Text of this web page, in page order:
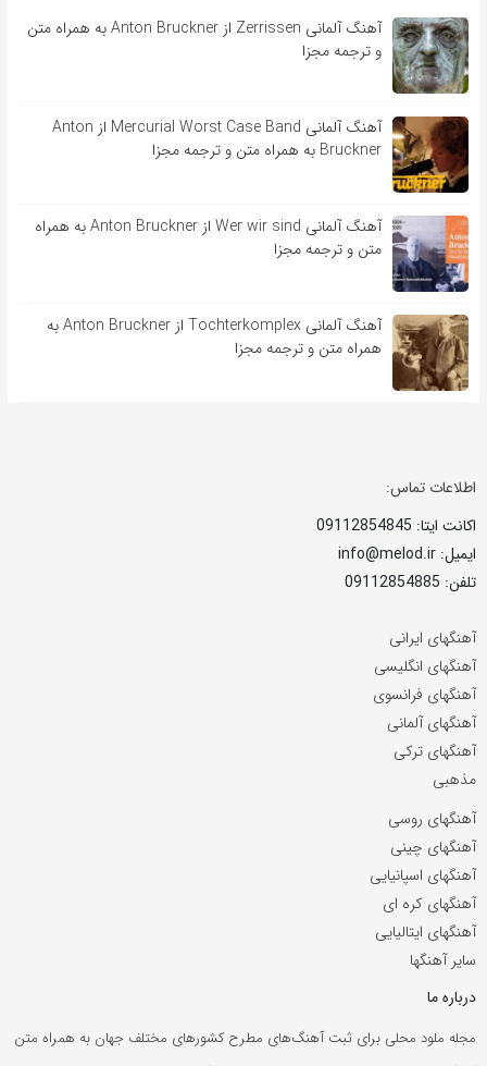
آهنگ آلمانی Zerrissen از Anton Bruckner به همراه متن
و ترجمه مجزا
آهنگ آلمانی Mercurial Worst Case Band از Anton
Bruckner به همراه متن و ترجمه مجزا
آهنگ آلمانی Wer wir sind از Anton Bruckner به همراه
متن و ترجمه مجزا
آهنگ آلمانی Tochterkomplex از Anton Bruckner به
همراه متن و ترجمه مجزا
اطلاعات تماس:
اکانت ایتا: 09112854845
ایمیل: info@melod.ir
تلفن: 09112854885
آهنگهای ایرانی
آهنگهای انگلیسی
آهنگهای فرانسوی
آهنگهای آلمانی
آهنگهای ترکی
مذهبی
آهنگهای روسی
آهنگهای چینی
آهنگهای اسپانیایی
آهنگهای کره ای
آهنگهای ایتالیایی
سایر آهنگها
درباره ما
مجله ملود محلی برای ثبت آهنگ‌های مطرح کشورهای مختلف جهان به همراه متن